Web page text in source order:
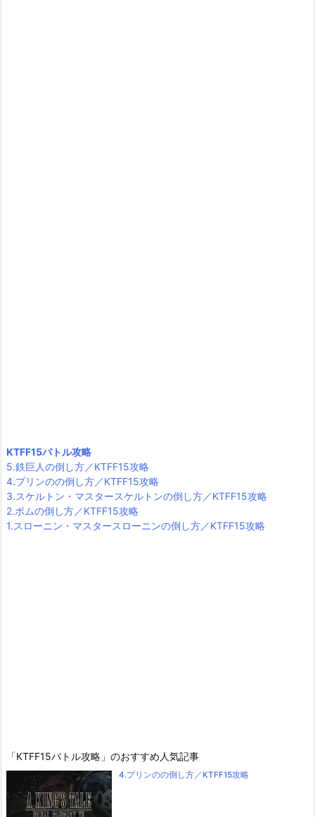
KTFF15バトル攻略
5.鉄巨人の倒し方／KTFF15攻略
4.プリンのの倒し方／KTFF15攻略
3.スケルトン・マスタースケルトンの倒し方／KTFF15攻略
2.ボムの倒し方／KTFF15攻略
1.スローニン・マスタースローニンの倒し方／KTFF15攻略
「KTFF15バトル攻略」のおすすめ人気記事
4.プリンのの倒し方／KTFF15攻略